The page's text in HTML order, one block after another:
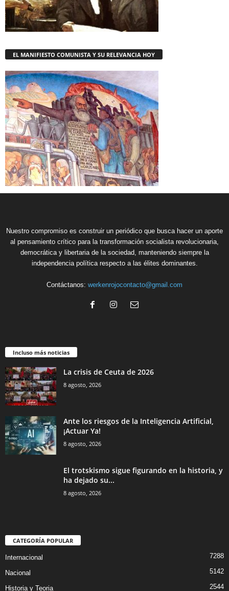
EL MANIFIESTO COMUNISTA Y SU RELEVANCIA HOY
Nuestro compromiso es construir un periódico que busca hacer un aporte
al pensamiento crítico para la transformación socialista revolucionaria,
democrática y libertaria de la sociedad, manteniendo siempre la
independencia política respecto a las élites dominantes.
Contáctanos: werkenrojocontacto@gmail.com
Incluso más noticias
La crisis de Ceuta de 2026
8 agosto, 2026
Ante los riesgos de la Inteligencia Artificial,
¡Actuar Ya!
8 agosto, 2026
El trotskismo sigue figurando en la historia, y
ha dejado su...
8 agosto, 2026
CATEGORÍA POPULAR
Internacional 7288
Nacional 5142
Historia y Teoria 2544